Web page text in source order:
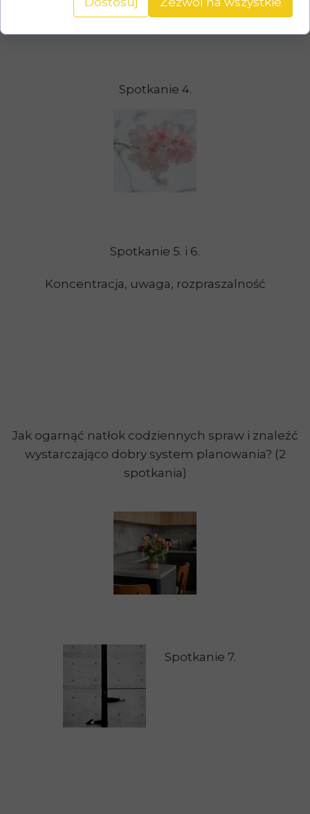
Jak ogarnąć natłok codziennych spraw i znaleźć
wystarczająco dobry system planowania? (2
spotkania)
Spotkanie 5. i 6.
Koncentracja, uwaga, rozpraszalność
Spotkanie 4.
Spotkanie 7.